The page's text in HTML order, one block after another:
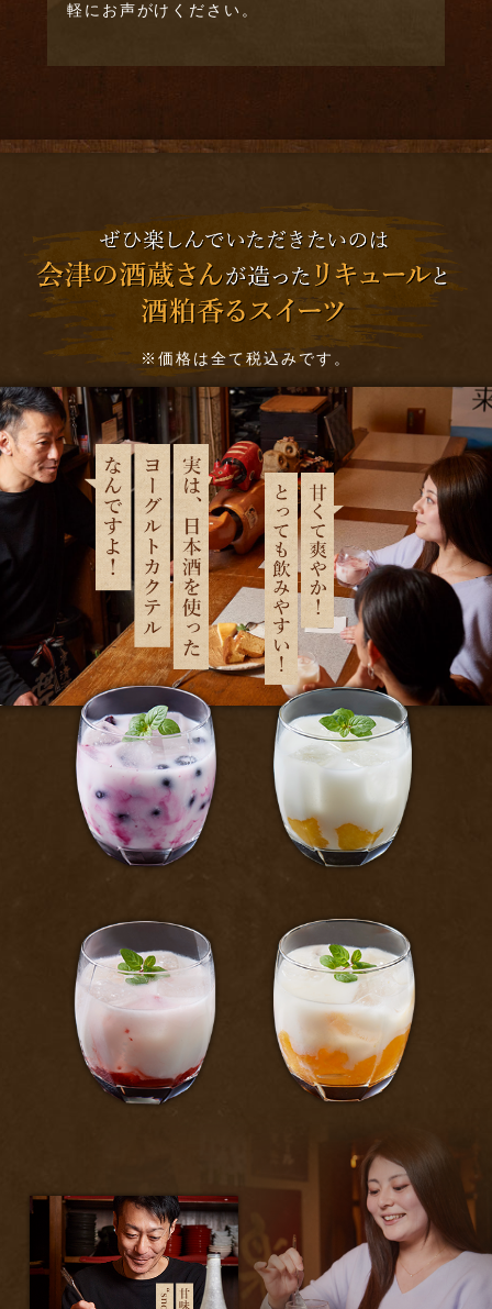
軽にお声がけください。
※価格は全て税込みです。